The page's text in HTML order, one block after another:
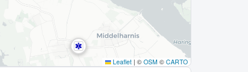
Leaflet | © OSM © CARTO